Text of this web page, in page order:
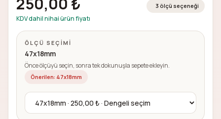
KDV dahil nihai ürün fiyatı
3 ölçü seçeneği
ÖLÇÜ SEÇIMI
47x18mm
Önce ölçüyü seçin, sonra tek dokunuşla sepete ekleyin.
Önerilen: 47x18mm
Kaşe ölçüsünü seçin